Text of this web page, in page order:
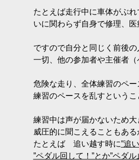
たとえば走行中に車体がぶ
いに関わらず自身で修理、医
ですので自分と同じく前後の
一切、他の参加者や主催者
危険な走り、全体練習のペ
練習のペースを乱すという
練習中は声が届かないため大
威圧的に聞こえることもあ
たとえば　追い越す時に”追
”ペダル回して！”とか”ペダ